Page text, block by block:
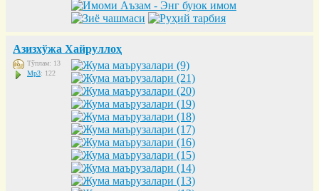
Азизхўжа Хайруллоҳ
Тўплам: 13
Mp3: 122